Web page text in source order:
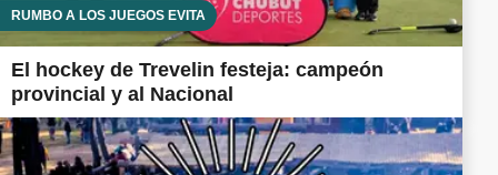
RUMBO A LOS JUEGOS EVITA
El hockey de Trevelin festeja: campeón
provincial y al Nacional